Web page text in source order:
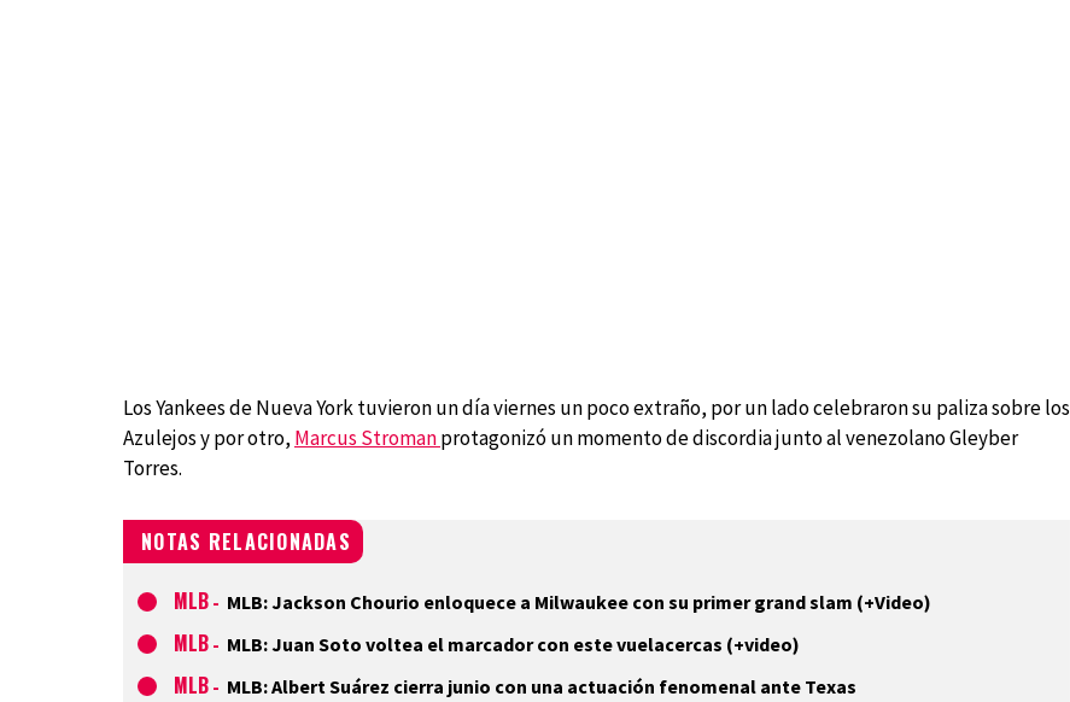
Los Yankees de Nueva York tuvieron un día viernes un poco extraño, por un lado celebraron su paliza sobre los
Azulejos y por otro, Marcus Stromanprotagonizó un momento de discordia junto al venezolano Gleyber
Torres.
NOTAS RELACIONADAS
MLB - MLB: Jackson Chourio enloquece a Milwaukee con su primer grand slam (+Video)
MLB - MLB: Juan Soto voltea el marcador con este vuelacercas (+video)
MLB - MLB: Albert Suárez cierra junio con una actuación fenomenal ante Texas